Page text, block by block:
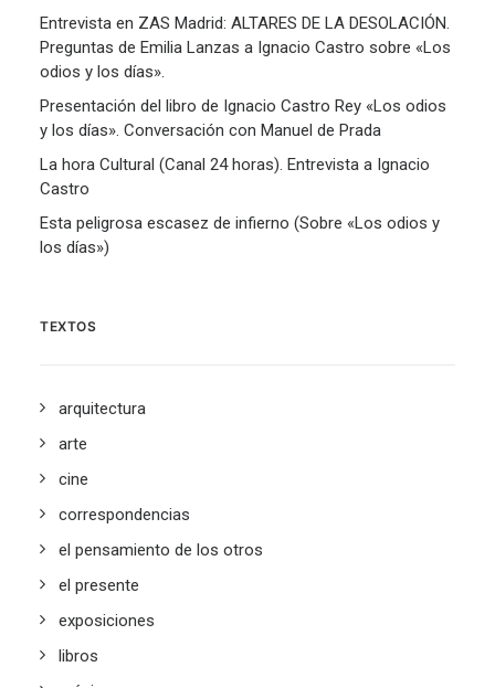
Entrevista en ZAS Madrid: ALTARES DE LA DESOLACIÓN.
Preguntas de Emilia Lanzas a Ignacio Castro sobre «Los
odios y los días».
Presentación del libro de Ignacio Castro Rey «Los odios
y los días». Conversación con Manuel de Prada
La hora Cultural (Canal 24 horas). Entrevista a Ignacio
Castro
Esta peligrosa escasez de infierno (Sobre «Los odios y
los días»)
TEXTOS
arquitectura
arte
cine
correspondencias
el pensamiento de los otros
el presente
exposiciones
libros